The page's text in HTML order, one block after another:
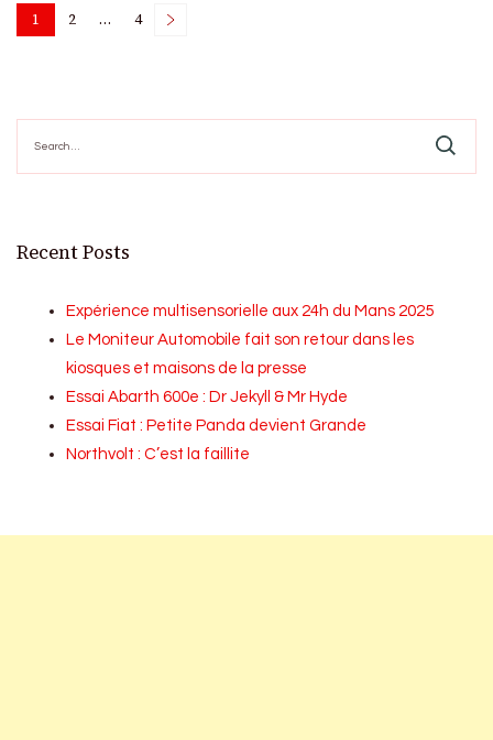
Posts
Page
1 Page
2 … Page
4
for:
Recent Posts
Expérience multisensorielle aux 24h du Mans 2025
Le Moniteur Automobile fait son retour dans les
kiosques et maisons de la presse
Essai Abarth 600e : Dr Jekyll & Mr Hyde
Essai Fiat : Petite Panda devient Grande
Northvolt : C’est la faillite